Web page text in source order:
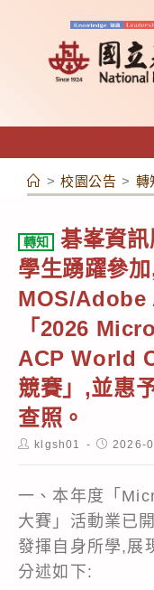
容
> 校園公告 > 轉
轉知
碁峯資
學生踴躍參
MOS/Adobe
「2026
ACP World
競賽」,並惠
查照。
Postklgsh01
Post2026-
一、本年度「
大賽」活動業已
發揮自身所學,展
分述如下: